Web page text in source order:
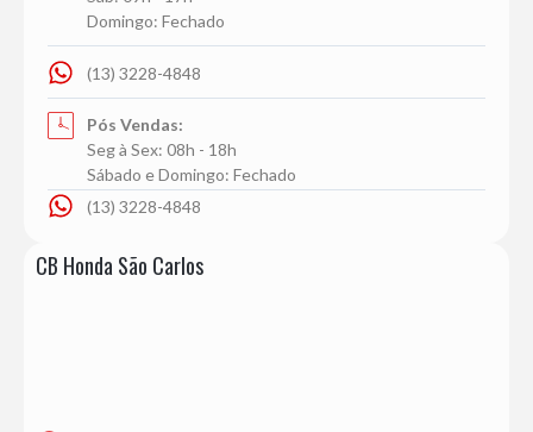
Domingo: Fechado
(13) 3228-4848
Pós Vendas:
Seg à Sex: 08h - 18h
Sábado e Domingo: Fechado
(13) 3228-4848
CB Honda São Carlos